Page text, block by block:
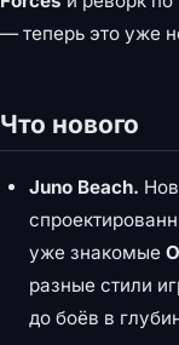
— теперь это уже
Что нового
Juno Beach.
уже знакомые
разные стили
до боёв в